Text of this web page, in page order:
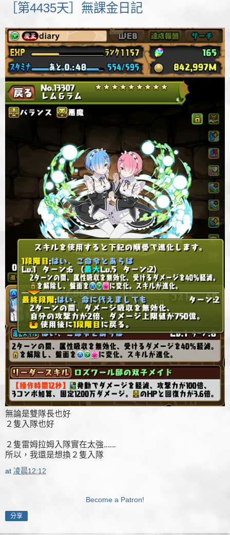
［第4435天］無課金日記
無論是雙隊長也好
２隻入隊也好
２隻雷姆拉姆入隊實在太強‥‥‥
所以，我還是想換２隻入隊
at 凌晨12:12
Become a Patron!
分享